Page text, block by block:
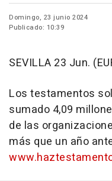
Domingo, 23 junio 2024
Publicado: 10:39
SEVILLA 23 Jun.
Los testamentos
sumado 4,09
de las
más que un año